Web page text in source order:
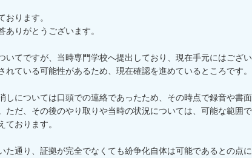
おります。
ありがとうございます。
いてですが、当時専門学校へ提出しており、現在手元にはござい
れている可能性があるため、現在確認を進めているところです。
しについては口頭での連絡であったため、その時点で録音や書
ただ、その後のやり取りや当時の状況については、可能な範囲
ております。
た通り、証拠が完全でなくても紛争化自体は可能であるとの点